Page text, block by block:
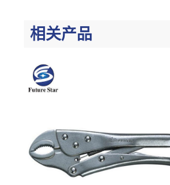
相关产品